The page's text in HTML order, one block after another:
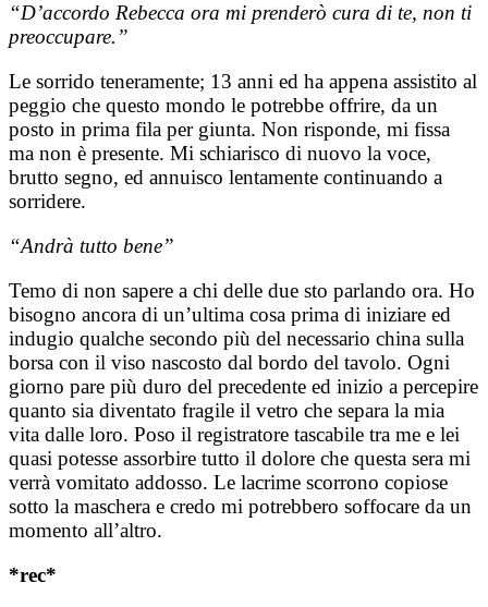
“D’accordo Rebecca ora mi prenderò cura di te, non ti
preoccupare.”
Le sorrido teneramente; 13 anni ed ha appena assistito al
peggio che questo mondo le potrebbe offrire, da un
posto in prima fila per giunta. Non risponde, mi fissa
ma non è presente. Mi schiarisco di nuovo la voce,
brutto segno, ed annuisco lentamente continuando a
sorridere.
“Andrà tutto bene”
Temo di non sapere a chi delle due sto parlando ora. Ho
bisogno ancora di un’ultima cosa prima di iniziare ed
indugio qualche secondo più del necessario china sulla
borsa con il viso nascosto dal bordo del tavolo. Ogni
giorno pare più duro del precedente ed inizio a percepire
quanto sia diventato fragile il vetro che separa la mia
vita dalle loro. Poso il registratore tascabile tra me e lei
quasi potesse assorbire tutto il dolore che questa sera mi
verrà vomitato addosso. Le lacrime scorrono copiose
sotto la maschera e credo mi potrebbero soffocare da un
momento all’altro.
*rec*